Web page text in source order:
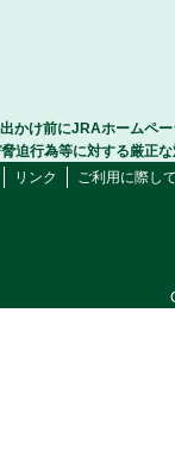
かけ前にJRAホームペ
迫行為等に対する厳正
リンク ご利用に際し